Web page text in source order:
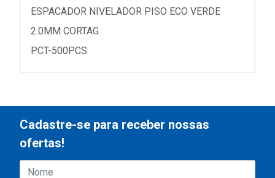
ESPACADOR NIVELADOR PISO ECO VERDE
2.0MM CORTAG
PCT-500PCS
Cadastre-se para receber nossas
ofertas!